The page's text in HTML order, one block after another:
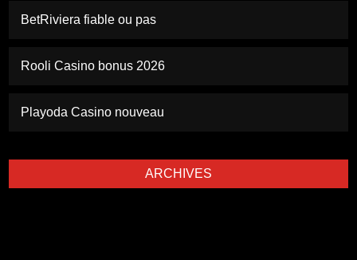
BetRiviera fiable ou pas
Rooli Casino bonus 2026
Playoda Casino nouveau
ARCHIVES